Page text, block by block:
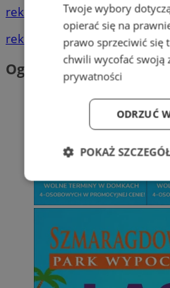
reklama
reklama
Ogłoszenia
Twoje wybory
opierać się na
prawo sprzeciwić się
chwili wycofać swoją
prywatności
ODRZUĆ
POKAŻ
Niezbędne